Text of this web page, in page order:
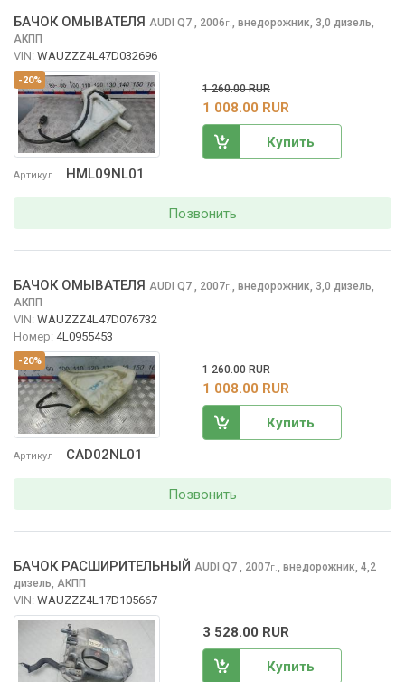
-20%
Артикул HML09NL01
БАЧОК ОМЫВАТЕЛЯ AUDI Q7 , 2006г. внедорожник, 3,0 дизель,
АКПП
VIN: WAUZZZ4L47D032696
1 260.00 RUR
1 008.00 RUR
Купить
Позвонить
-20%
Артикул CAD02NL01
БАЧОК ОМЫВАТЕЛЯ AUDI Q7 , 2007г. внедорожник, 3,0 дизель,
АКПП
VIN: WAUZZZ4L47D076732
Номер: 4L0955453
1 260.00 RUR
1 008.00 RUR
Купить
Позвонить
БАЧОК РАСШИРИТЕЛЬНЫЙ AUDI Q7 , 2007г., внедорожник, 4,2
дизель, АКПП
VIN: WAUZZZ4L17D105667
3 528.00 RUR
Купить